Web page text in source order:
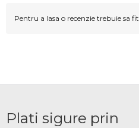
Pentru a lasa o recenzie trebuie sa
Plati sigure prin